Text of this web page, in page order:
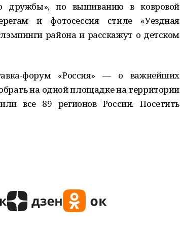
дружбы», по вышиванию в ковровой
и фотосессия стиле «Уездная
района и расскажут о детском
форум «Россия» — о важнейших
на одной площадке на территории
все 89 регионов России. Посетить